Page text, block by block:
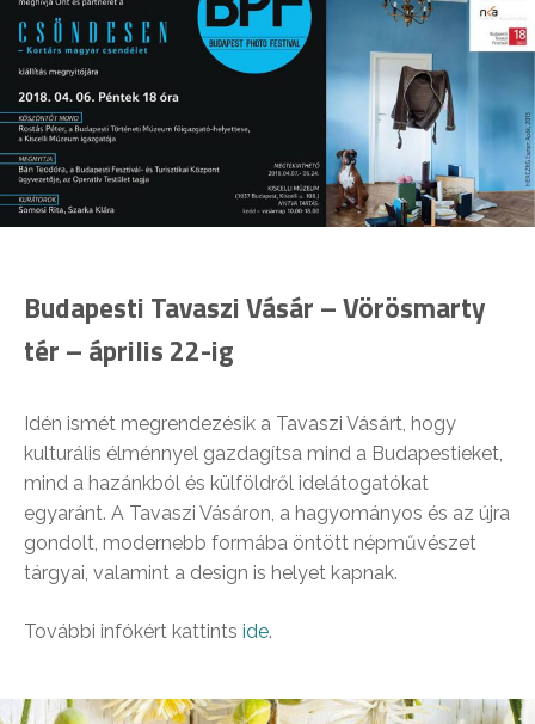
Budapesti Tavaszi Vásár – Vörösmarty
tér – április 22-ig
Idén ismét megrendezésik a Tavaszi Vásárt, hogy
kulturális élménnyel gazdagítsa mind a Budapestieket,
mind a hazánkból és külföldről idelátogatókat
egyaránt. A Tavaszi Vásáron, a hagyományos és az újra
gondolt, modernebb formába öntött népművészet
tárgyai, valamint a design is helyet kapnak.
További infókért kattints ide.